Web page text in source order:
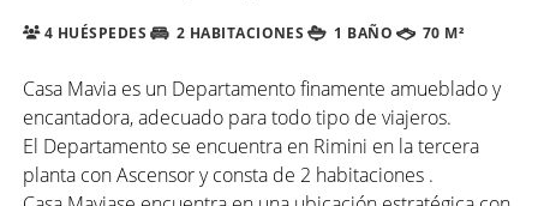
4 HUÉSPEDES 2 HABITACIONES 1 BAÑO 70 M²
Casa Mavia es un Departamento finamente amueblado y
encantadora, adecuado para todo tipo de viajeros.
El Departamento se encuentra en Rimini en la tercera
planta con Ascensor y consta de 2 habitaciones .